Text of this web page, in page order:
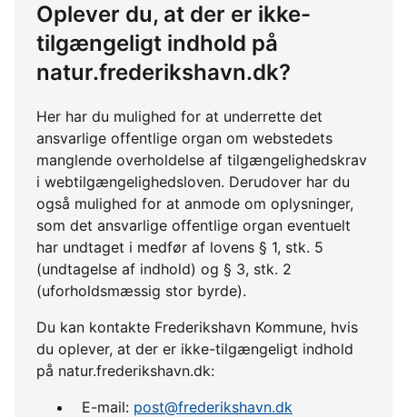
Oplever du, at der er ikke-
tilgængeligt indhold på
natur.frederikshavn.dk?
Her har du mulighed for at underrette det
ansvarlige offentlige organ om webstedets
manglende overholdelse af tilgængelighedskrav
i webtilgængelighedsloven. Derudover har du
også mulighed for at anmode om oplysninger,
som det ansvarlige offentlige organ eventuelt
har undtaget i medfør af lovens § 1, stk. 5
(undtagelse af indhold) og § 3, stk. 2
(uforholdsmæssig stor byrde).
Du kan kontakte Frederikshavn Kommune, hvis
du oplever, at der er ikke-tilgængeligt indhold
på natur.frederikshavn.dk:
E-mail: post@frederikshavn.dk